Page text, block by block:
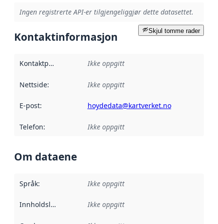
Ingen registrerte API-er tilgjengeliggjør dette datasettet.
Skjul tomme rader
Kontaktinformasjon
Kontaktpunkt Ikke oppgitt
Nettside: Ikke oppgitt
E-post: hoydedata@kartverket.no
Telefon: Ikke oppgitt
Om dataene
Språk: Ikke oppgitt
Innholdsleverandører :
Ikke oppgitt